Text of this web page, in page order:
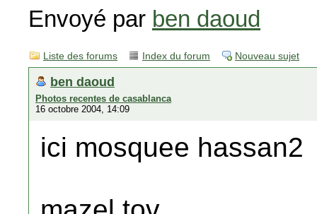
Envoyé par ben daoud
Liste des forums Index du forum Nouveau sujet
ben daoud
Photos recentes de casablanca
16 octobre 2004, 14:09
ici mosquee hassan2